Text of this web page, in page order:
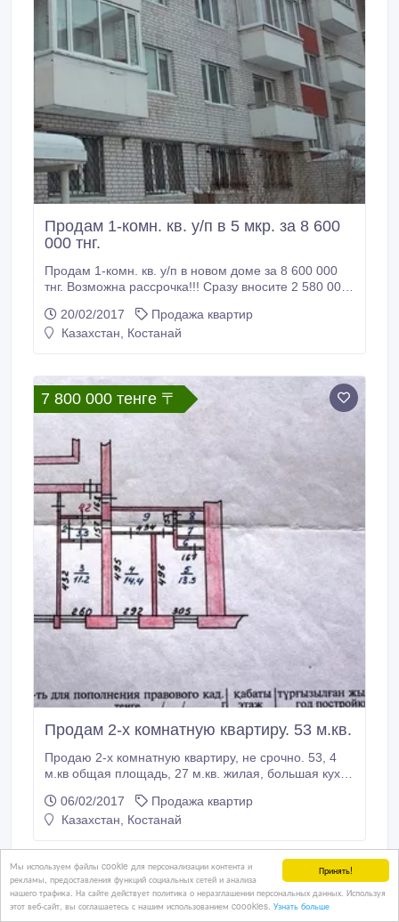
Принять!
Мы используем файлы cookie для персонализации контента и
рекламы, предоставления функций социальных сетей и анализа
нашего трафика. На сайте действует политика о неразглашении персональных данных. Используя
этот веб-сайт, вы соглашаетесь с нашим использованием coookies. Узнать больше
Продам 1-комн. кв. у/п в 5 мкр. за 8 600
000 тнг.
Продам 1-комн. кв. у/п в новом доме за 8 600 000
тнг. Возможна рассрочка!!! Сразу вносите 2 580 000
000 тнг. в месяц. Дом кирпичный, 2006 г.п.,
капитальный. Расположен в 5 мкр., д. 8. Рядом
20/02/2017
Продажа квартир
Казахстан, Костанай
7 800 000 тенге 〒
Продам 2-х комнатную квартиру. 53 м.кв.
Продаю 2-х комнатную квартиру, не срочно. 53, 4
м.кв общая площадь, 27 м.кв. жилая, большая кухня
7 м.кв. Не малосемейка. На кухне оставляю
гарнитур, в прихожей - "шкаф-прихожку". В детской
турник.
06/02/2017
Продажа квартир
Казахстан, Костанай